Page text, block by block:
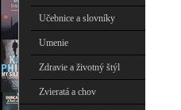
Učebnice a slovníky
Umenie
Zdravie a životný štýl
Zvieratá a chov